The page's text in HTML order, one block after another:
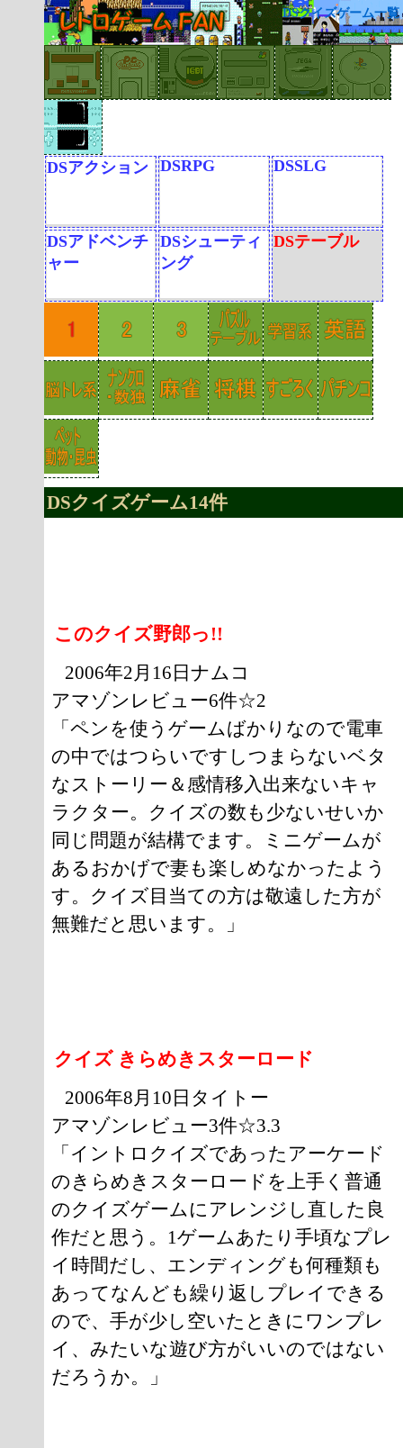
DSクイズゲーム一覧
DSアクション DSRPG DSSLG
DSアドベンチ
ャー
DSシューティ
ング
DSテーブル
DSクイズゲーム14件
このクイズ野郎っ!!
2006年2月16日ナムコ
アマゾンレビュー6件☆2
「ペンを使うゲームばかりなので電車
の中ではつらいですしつまらないベタ
なストーリー＆感情移入出来ないキャ
ラクター。クイズの数も少ないせいか
同じ問題が結構でます。ミニゲームが
あるおかげで妻も楽しめなかったよう
す。クイズ目当ての方は敬遠した方が
無難だと思います。」
クイズ きらめきスターロード
2006年8月10日タイトー
アマゾンレビュー3件☆3.3
「イントロクイズであったアーケード
のきらめきスターロードを上手く普通
のクイズゲームにアレンジし直した良
作だと思う。1ゲームあたり手頃なプレ
イ時間だし、エンディングも何種類も
あってなんども繰り返しプレイできる
ので、手が少し空いたときにワンプレ
イ、みたいな遊び方がいいのではない
だろうか。」